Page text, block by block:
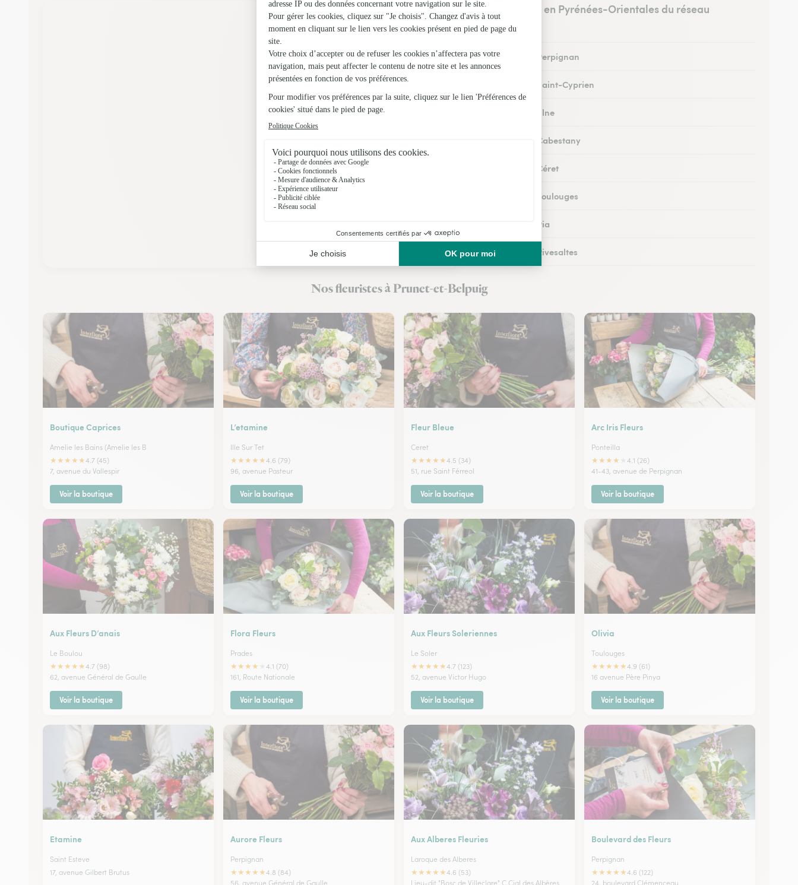
Les fleuristes en Pyrénées-Orientales du réseau
Interflora
Fleuristes à Perpignan
Fleuristes à Saint-Cyprien
Fleuristes à Elne
Fleuristes à Cabestany
Fleuristes à Céret
Fleuristes à Toulouges
Fleuristes à Pia
Fleuristes à Rivesaltes
Nos fleuristes à Prunet-et-Belpuig
Boutique Caprices
Amelie les Bains (Amelie les B
★★★★★4.7 (45)
7, avenue du Vallespir
Voir la boutique
L’etamine
Ille Sur Tet
★★★★★4.6 (79)
96, avenue Pasteur
Voir la boutique
Fleur Bleue
Ceret
★★★★★4.5 (34)
51, rue Saint Férreol
Voir la boutique
Arc Iris Fleurs
Ponteilla
★★★★
4.1 (26)
41-43, avenue de Perpignan
Voir la boutique
Aux Fleurs D’anais
Le Boulou
★★★★★4.7 (98)
62, avenue Général de Gaulle
Voir la boutique
Flora Fleurs
Prades
★★★★
4.1 (70)
161, Route Nationale
Voir la boutique
Aux Fleurs Soleriennes
Le Soler
★★★★★4.7 (123)
52, avenue Victor Hugo
Voir la boutique
Olivia
Toulouges
★★★★★4.9 (61)
16 avenue Père Pinya
Voir la boutique
Etamine
Saint Esteve
17, avenue Gilbert Brutus
Aurore Fleurs
Perpignan
★★★★★4.8 (84)
56, avenue Général de Gaulle
Aux Alberes Fleuries
Laroque des Alberes
★★★★★4.6 (53)
Lieu-dit "Bosc de Villeclare" C Cial des Albères
Boulevard des Fleurs
Perpignan
★★★★★4.6 (122)
24, boulevard Clémenceau